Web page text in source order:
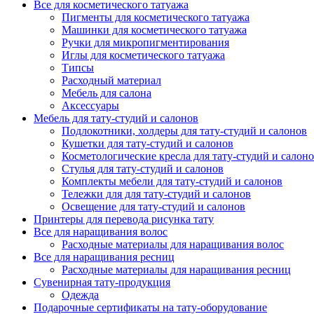
Все для косметического татуажа
Пигменты для косметического татуажа
Машинки для косметического татуажа
Ручки для микропигментирования
Иглы для косметического татуажа
Типсы
Расходный материал
Мебель для салона
Аксессуары
Мебель для тату-студий и салонов
Подлокотники, холдеры для тату-студий и салонов
Кушетки для тату-студий и салонов
Косметологические кресла для тату-студий и
Стулья для тату-студий и салонов
Комплекты мебели для тату-студий и салонов
Тележки для для тату-студий и салонов
Освещение для тату-студий и салонов
Принтеры для перевода рисунка тату
Все для наращивания волос
Расходные материалы для наращивания волос
Все для наращивания ресниц
Расходные материалы для наращивания ресниц
Сувенирная тату-продукция
Одежда
Подарочные сертификаты на тату-оборудование